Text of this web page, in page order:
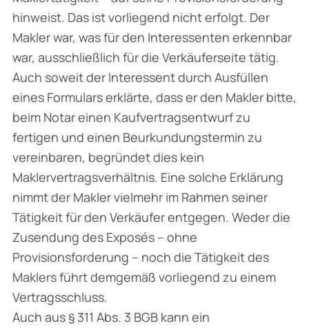
hinweist. Das ist vorliegend nicht erfolgt. Der
Makler war, was für den Interessenten erkennbar
war, ausschließlich für die Verkäuferseite tätig.
Auch soweit der Interessent durch Ausfüllen
eines Formulars erklärte, dass er den Makler bitte,
beim Notar einen Kaufvertragsentwurf zu
fertigen und einen Beurkundungstermin zu
vereinbaren, begründet dies kein
Maklervertragsverhältnis. Eine solche Erklärung
nimmt der Makler vielmehr im Rahmen seiner
Tätigkeit für den Verkäufer entgegen. Weder die
Zusendung des Exposés – ohne
Provisionsforderung – noch die Tätigkeit des
Maklers führt demgemäß vorliegend zu einem
Vertragsschluss.
Auch aus § 311 Abs. 3 BGB kann ein